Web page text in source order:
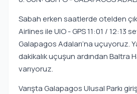
Sabah erken saatlerde otelden
Airlines ile UIO - GPS 11:01 / 12:13
Galapagos Adaları’na uçuyoruz.
dakikalık uçuşun ardından Baltra
varıyoruz.
Varışta Galapagos Ulusal Parkı